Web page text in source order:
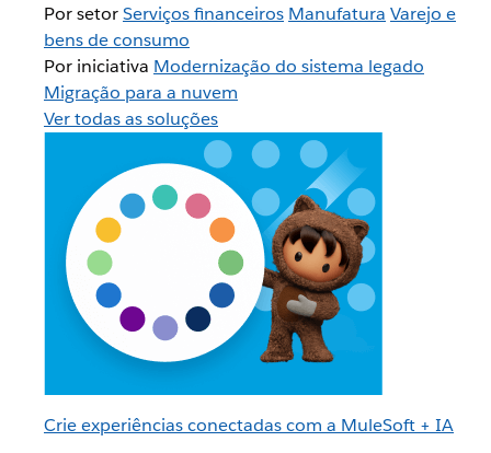
Por setorServiços financeiros Manufatura Varejo e
bens de consumo
Por iniciativa Modernização do sistema legado
Migração para a nuvem
Ver todas as soluções
Crie experiências conectadas com a MuleSoft + IA